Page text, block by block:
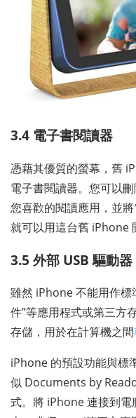
3.4 電子書閱讀器
憑藉其優質的螢幕，舊
電子書閱讀器。您可以
您喜歡的閱讀應用，並
就可以用這台舊 iPhone
3.5 外部 USB 驅動器
雖然 iPhone 不能用作標
件”等應用程式或第三方
存儲，用於在計算機之間
iPhone 的預設功能與標
似 Documents by
式。將 iPhone 連接到